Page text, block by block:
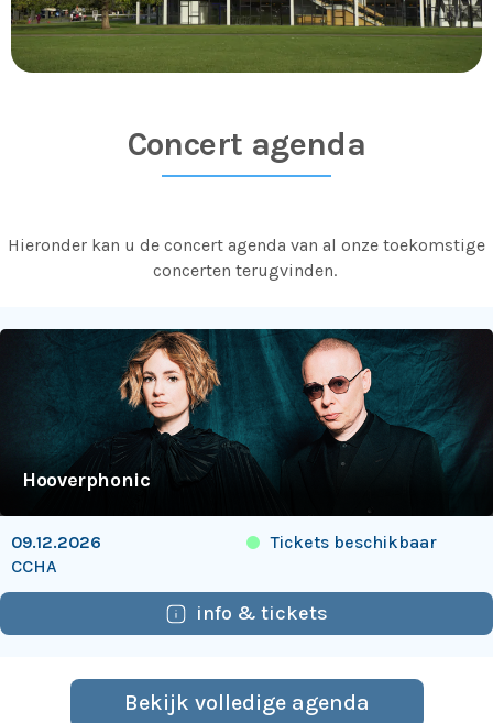
Concert agenda
Hieronder kan u de concert agenda van al onze toekomstige
concerten terugvinden.
Hooverphonic
09.12.2026
CCHA
Tickets beschikbaar
info & tickets
Bekijk volledige agenda